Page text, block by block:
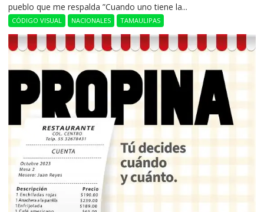
pueblo que me respalda ”Cuando uno tiene la...
CÓDIGO VISUAL NACIONALES TAMAULIPAS